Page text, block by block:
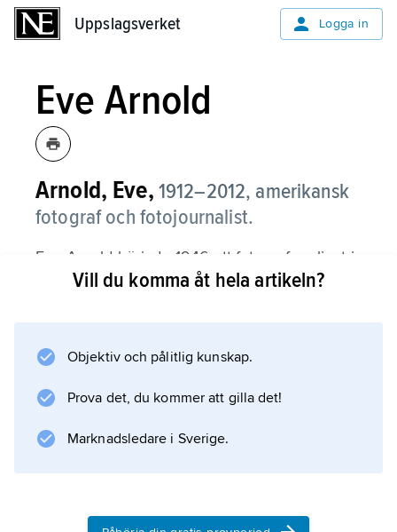
Uppslagsverket Logga in
Eve Arnold
Arnold, Eve, 1912–2012, amerikansk
fotograf och fotojournalist.
Eve Arnold började 1946 att fotografera livet i
New York, speciellt i stadsdelen Harlem. Det
kvinnlig fotograf i Harlem. År 1948 gick Arnold
Research i New York och utvecklades snabbt
Vill du komma åt hela artikeln?
Objektiv och pålitlig kunskap.
Prova det, du kommer att gilla det!
Marknadsledare i Sverige.